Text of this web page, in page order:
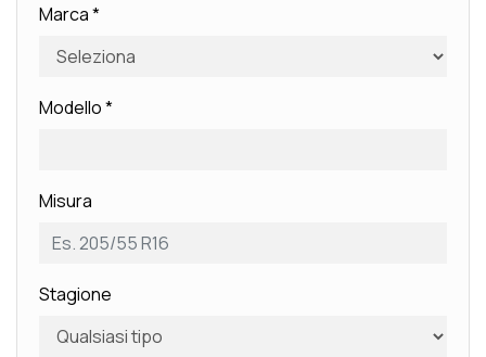
Marca*
Modello*
Misura
Stagione